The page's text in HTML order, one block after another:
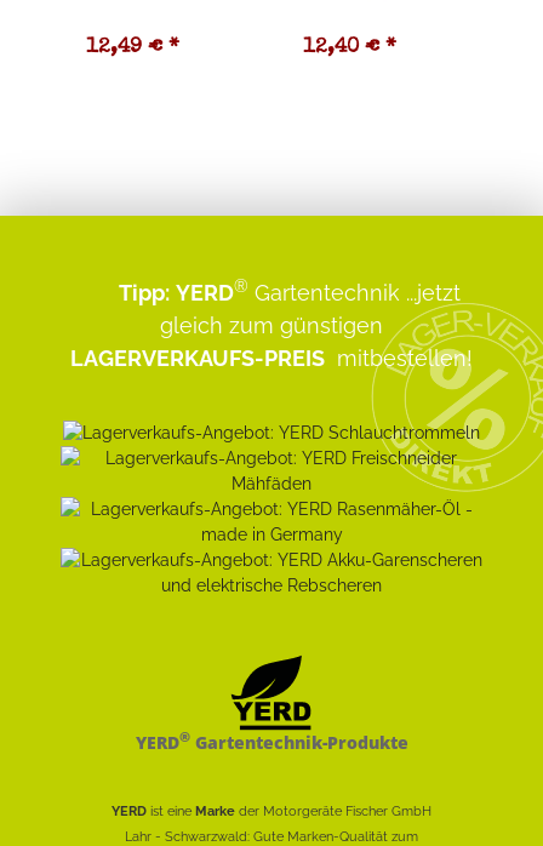
12,49 € * 12,40 € *
Tipp: YERD® Gartentechnik ...jetzt
gleich zum günstigen
LAGERVERKAUFS-PREIS mitbestellen!
YERD®Gartentechnik-Produkte
YERD ist eine Marke der Motorgeräte Fischer GmbH
Lahr - Schwarzwald: Gute Marken-Qualität zum